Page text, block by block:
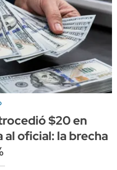
$20 en
al oficial: la brecha